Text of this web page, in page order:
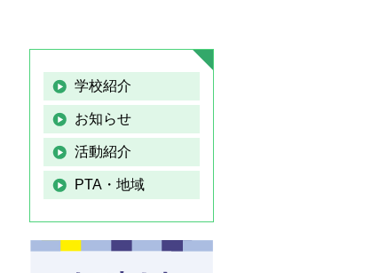
学校紹介
お知らせ
活動紹介
PTA・地域